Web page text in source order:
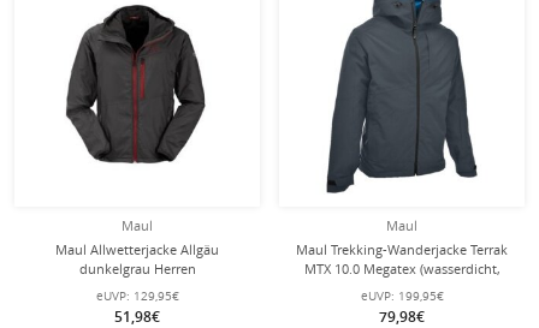
Maul
Maul Allwetterjacke Allgäu
dunkelgrau Herren
eUVP: 129,95€
51,98€
Maul
Maul Trekking-Wanderjacke Terrak
MTX 10.0 Megatex (wasserdicht,
winddicht, atmungsaktiv)
dunkelgrau/blau Herren
eUVP: 199,95€
79,98€